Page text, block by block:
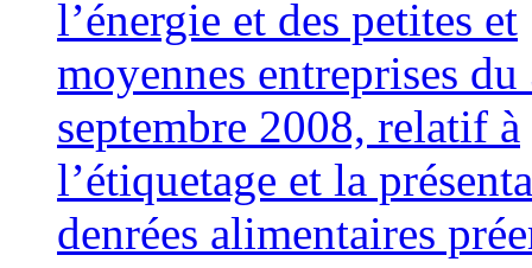
l’énergie et des petites et
moyennes entreprises du
septembre 2008, relatif à
l’étiquetage et la
denrées alimentaires